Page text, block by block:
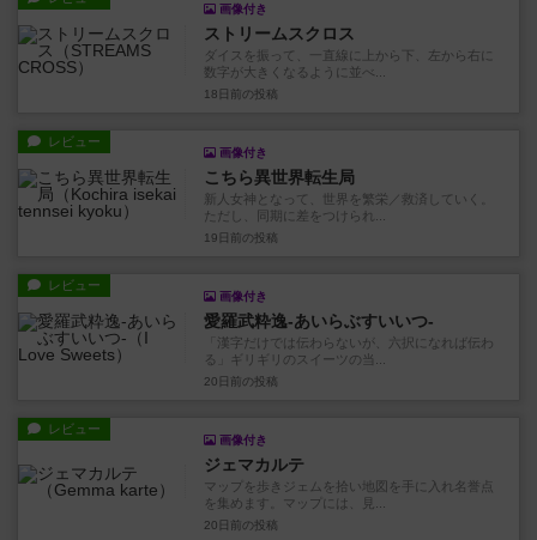
画像付き
ストリームスクロス
ダイスを振って、一直線に上から下、左から右に
数字が大きくなるように並べ...
18日前 の投稿
レビュー
画像付き
こちら異世界転生局
新人女神となって、世界を繁栄／救済していく。
ただし、同期に差をつけられ...
19日前 の投稿
レビュー
画像付き
愛羅武粋逸-あいらぶすいいつ-
「漢字だけでは伝わらないが、六択になれば伝わ
る」ギリギリのスイーツの当...
20日前 の投稿
レビュー
画像付き
ジェマカルテ
マップを歩きジェムを拾い地図を手に入れ名誉点
を集めます。マップには、見...
20日前 の投稿